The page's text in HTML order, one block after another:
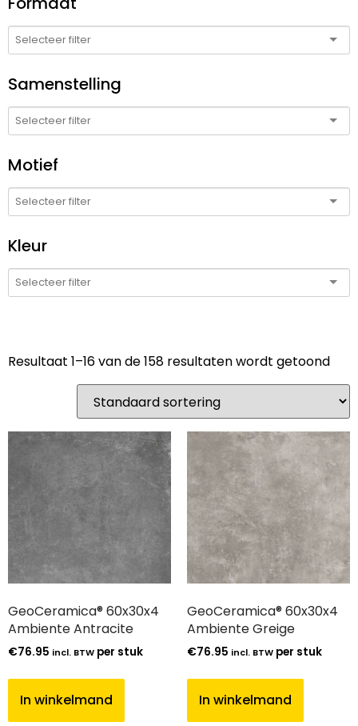
Samenstelling
Motief
Kleur
Resultaat 1–16 van de 158 resultaten wordt getoond
GeoCeramica® 60x30x4
Ambiente Antracite
€76.95 incl. BTW per stuk
In winkelmand
GeoCeramica® 60x30x4
Ambiente Greige
€76.95 incl. BTW per stuk
In winkelmand